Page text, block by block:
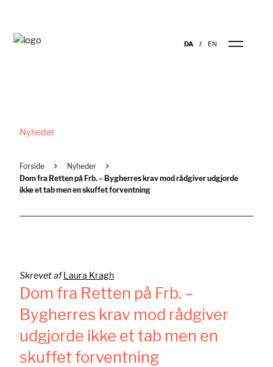
DA EN
Nyheder
Forside
Nyheder
Dom fra Retten på Frb. – Bygherres krav mod rådgiver udgjorde
ikke et tab men en skuffet forventning
Skrevet afLaura Kragh
Dom fra Retten på Frb. –
Bygherres krav mod rådgiver
udgjorde ikke et tab men en
skuffet forventning